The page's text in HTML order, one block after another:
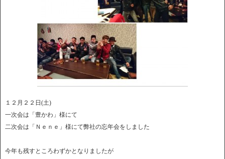
１２月２２日(土)
一次会は「豊かわ」様にて
二次会は「Ｎｅｎｅ」様にて弊社の忘年会をしました
今年も残すところわずかとなりましたが